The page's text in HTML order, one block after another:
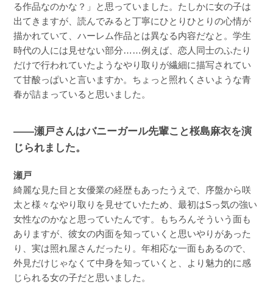
る作品なのかな？」と思っていました。たしかに女の子は
出てきますが、読んでみると丁寧にひとりひとりの心情が
描かれていて、ハーレム作品とは異なる内容だなと。学生
時代の人には見せない部分……例えば、恋人同士のふたり
だけで行われていたようなやり取りが繊細に描写されてい
て甘酸っぱいと言いますか。ちょっと照れくさいような青
春が詰まっていると思いました。
――瀬戸さんはバニーガール先輩こと桜島麻衣を演
じられました。
瀬戸
綺麗な見た目と女優業の経歴もあったうえで、序盤から咲
太と様々なやり取りを見せていたため、最初はSっ気の強い
女性なのかなと思っていたんです。もちろんそういう面も
ありますが、彼女の内面を知っていくと思いやりがあった
り、実は照れ屋さんだったり。年相応な一面もあるので、
外見だけじゃなくて中身を知っていくと、より魅力的に感
じられる女の子だと思いました。